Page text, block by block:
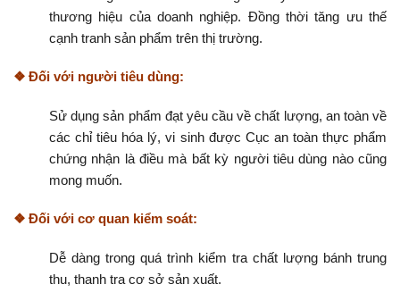
thương hiệu của doanh nghiệp. Đồng thời tăng ưu thế
cạnh tranh sản phẩm trên thị trường.
❖ Đối với người tiêu dùng:
Sử dụng sản phẩm đạt yêu cầu về chất lượng, an toàn về
các chỉ tiêu hóa lý, vi sinh được Cục an toàn thực phẩm
chứng nhận là điều mà bất kỳ người tiêu dùng nào cũng
mong muốn.
❖ Đối với cơ quan kiểm soát:
Dễ dàng trong quá trình kiểm tra chất lượng bánh trung
thu, thanh tra cơ sở sản xuất.